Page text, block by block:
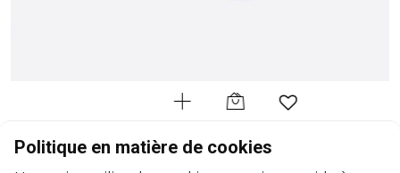
BERNARDAUD
Politique en matière de cookies